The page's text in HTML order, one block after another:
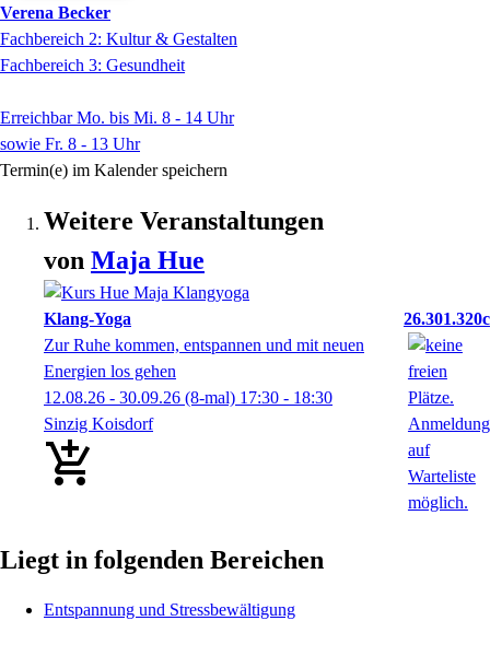
Verena Becker
Fachbereich 2: Kultur & Gestalten
Fachbereich 3: Gesundheit
Erreichbar Mo. bis Mi. 8 - 14 Uhr
sowie Fr. 8 - 13 Uhr
Termin(e) im Kalender speichern
Weitere Veranstaltungen
von Maja Hue
Klang-Yoga
26.301.320c
Zur Ruhe kommen, entspannen und mit neuen
Energien los gehen
12.08.26 - 30.09.26 (8-mal) 17:30 - 18:30
Sinzig Koisdorf
Liegt in folgenden Bereichen
Entspannung und Stressbewältigung